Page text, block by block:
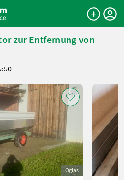
zur Entfernung von
Oglas